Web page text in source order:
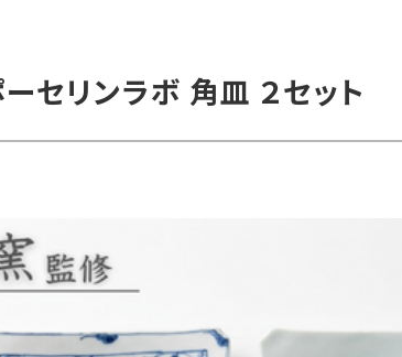
ーセリンラボ 角皿 ２セット